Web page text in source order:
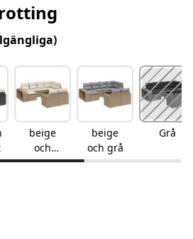
beige
och
gräddvit
beige
och grå
Grå